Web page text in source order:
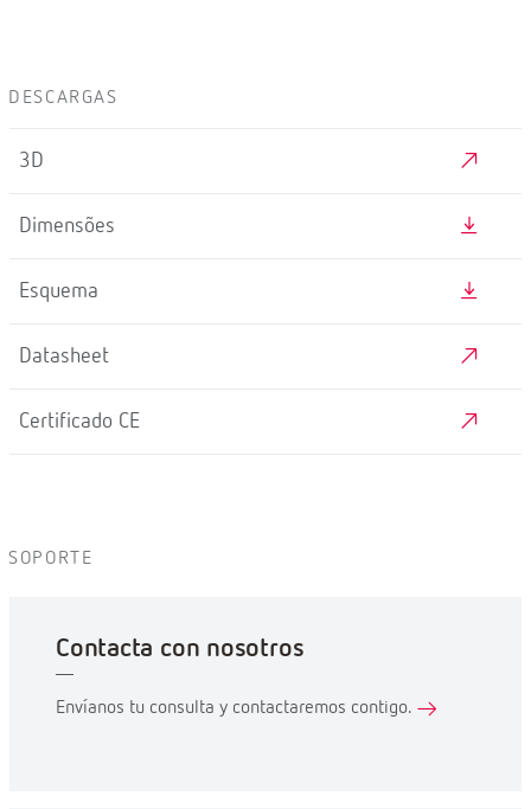
DESCARGAS
3D
Dimensões
Esquema
Datasheet
Certificado CE
SOPORTE
Contacta con nosotros
Envíanos tu consulta y contactaremos contigo.